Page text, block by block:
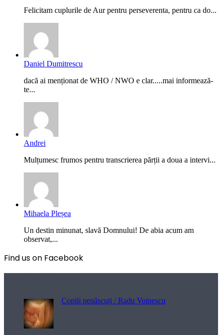
Felicitam cuplurile de Aur pentru perseverenta, pentru ca do...
Daniel Dumitrescu
dacă ai menționat de WHO / NWO e clar.....mai informează-
te...
Andrei
Mulțumesc frumos pentru transcrierea părții a doua a intervi...
Mihaela Pleșea
Un destin minunat, slavă Domnului! De abia acum am
observat,...
Find us on Facebook
Copiii nenăscuți / Radu Voinescu